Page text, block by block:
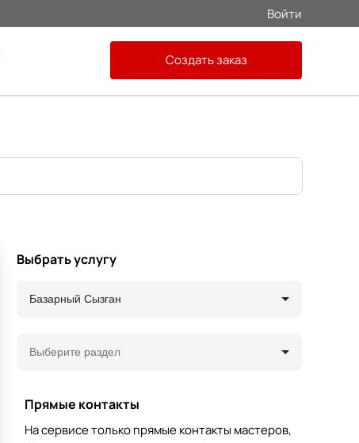
Войти
Создать заказ
Выбрать услугу
Базарный Сызган
Выберите раздел
Прямые контакты
На сервисе только прямые контакты мастеров,